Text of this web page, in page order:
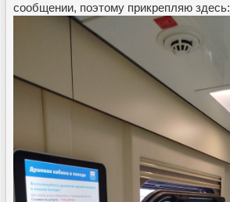
сообщении, поэтому прикрепляю здесь: